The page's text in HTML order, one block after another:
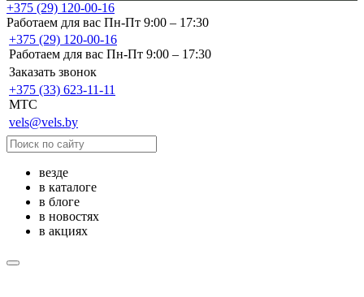
+375 (29) 120-00-16
Работаем для вас Пн-Пт 9:00 – 17:30
+375 (29) 120-00-16
Работаем для вас Пн-Пт 9:00 – 17:30
Заказать звонок
+375 (33) 623-11-11
MTC
vels@vels.by
везде
в каталоге
в блоге
в новостях
в акциях